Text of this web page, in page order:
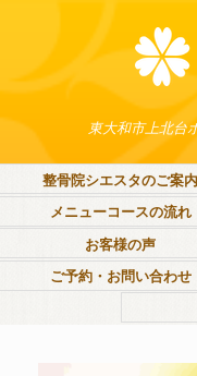
東大和市上北台
整骨院シエスタのご案内
メニューコースの流れ
お客様の声
ご予約・お問い合わせ